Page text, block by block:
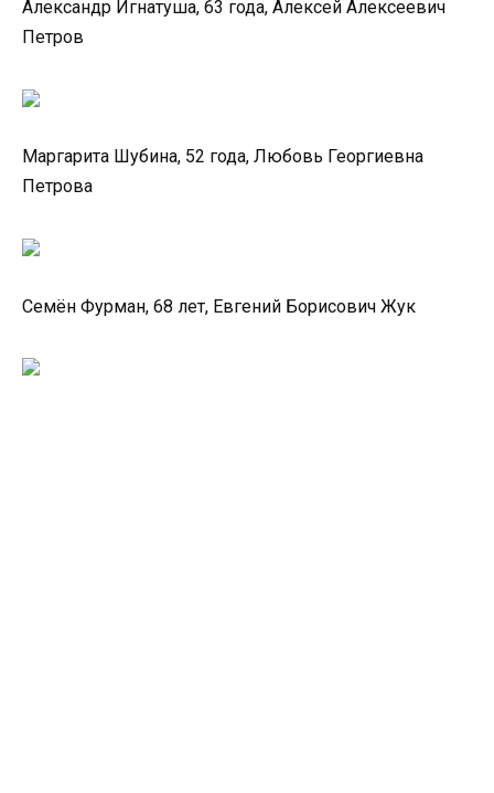
Александр Игнатуша, 63 года, Алексей Алексеевич
Петров
Маргарита Шубина, 52 года, Любовь Георгиевна
Петрова
Семён Фурман, 68 лет, Евгений Борисович Жук